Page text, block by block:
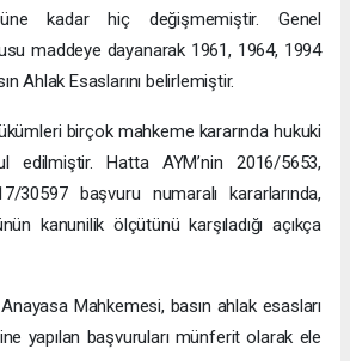
kadar hiç değişmemiştir. Genel
maddeye dayanarak 1961, 1964, 1994
Ahlak Esaslarını belirlemiştir.
birçok mahkeme kararında hukuki
edilmiştir. Hatta AYM’nin 2016/5653,
30597 başvuru numaralı kararlarında,
kanunilik ölçütünü karşıladığı açıkça
Mahkemesi, basın ahlak esasları
yapılan başvuruları münferit olarak ele